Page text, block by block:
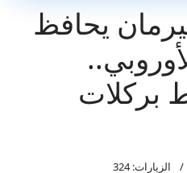
يحافظ
بركلات
الزيارات: 324